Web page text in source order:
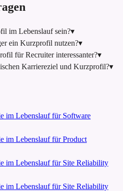
im Lebenslauf sein?▾
ein Kurzprofil nutzen?▾
für Recruiter interessanter?▾
Karriereziel und Kurzprofil?▾
im Lebenslauf für Software
im Lebenslauf für Product
im Lebenslauf für Site Reliability
im Lebenslauf für Site Reliability